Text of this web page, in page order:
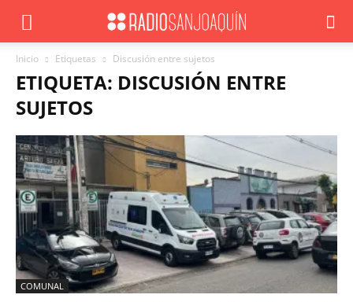
Inicio Etiquetas Discusión entre sujetos
ETIQUETA: DISCUSIÓN ENTRE
SUJETOS
COMUNAL